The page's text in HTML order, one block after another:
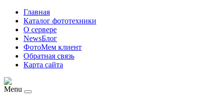
Главная
Каталог фототехники
О сервере
NewsБлог
ФотоМем клиент
Обратная связь
Карта сайта
Menu